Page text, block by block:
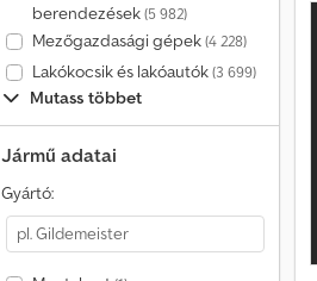
berendezések(5 982)
Mezőgazdasági gépek(4 228)
Lakókocsik és lakóautók(3 699)
Mutass többet
Jármű adatai
Gyártó: